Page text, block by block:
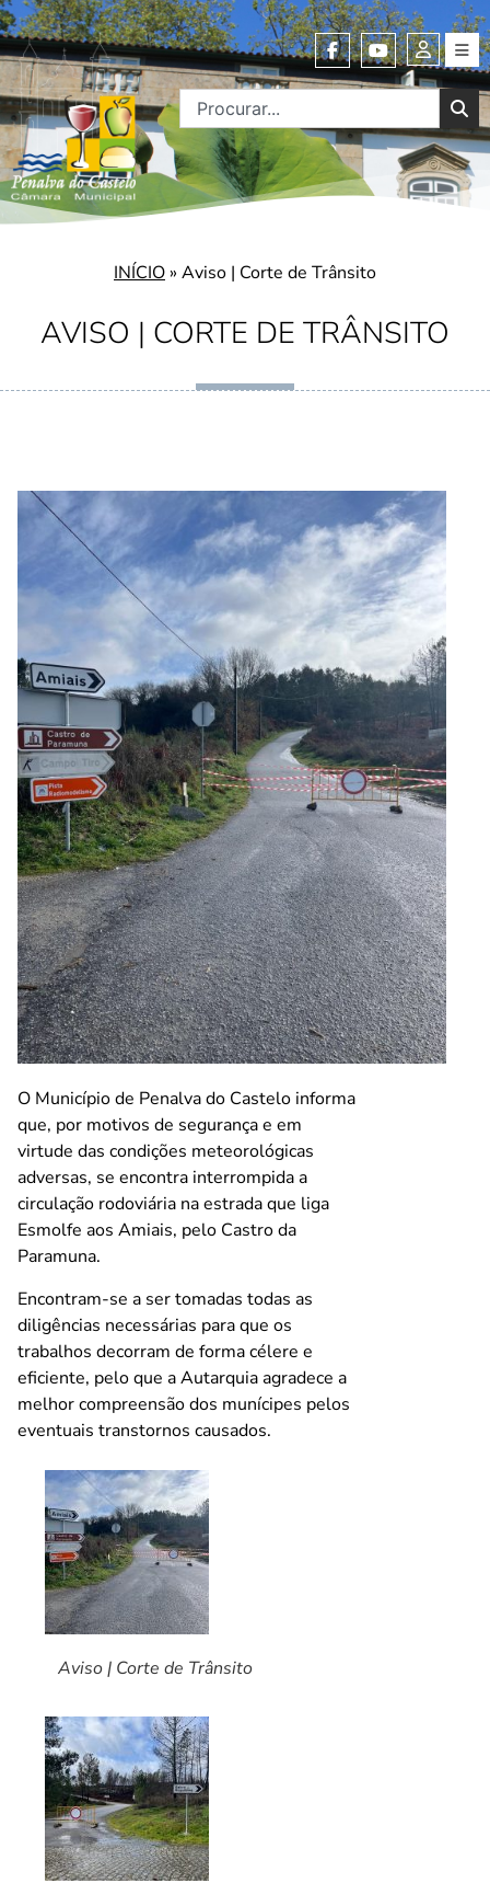
AVISO | CORTE DE TRÂNSITO
INÍCIO » Aviso | Corte de Trânsito
O Município de Penalva do Castelo informa
que, por motivos de segurança e em
virtude das condições meteorológicas
adversas, se encontra interrompida a
circulação rodoviária na estrada que liga
Esmolfe aos Amiais, pelo Castro da
Paramuna.
Encontram-se a ser tomadas todas as
diligências necessárias para que os
trabalhos decorram de forma célere e
eficiente, pelo que a Autarquia agradece a
melhor compreensão dos munícipes pelos
eventuais transtornos causados.
Aviso | Corte de Trânsito